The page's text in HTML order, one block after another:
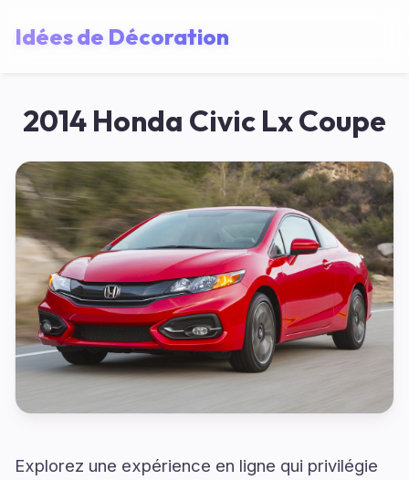
Idées de Décoration
2014 Honda Civic Lx Coupe
Explorez une expérience en ligne qui privilégie